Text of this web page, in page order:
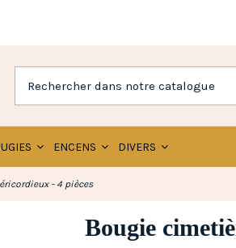
ENCENS DIVERS
- 4 pièces
Bougie